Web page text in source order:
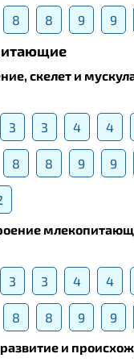
8 8 9 9
скелет и
3 3 4 4
8 8 9 9
3 3 4 4
8 8 9 9
и